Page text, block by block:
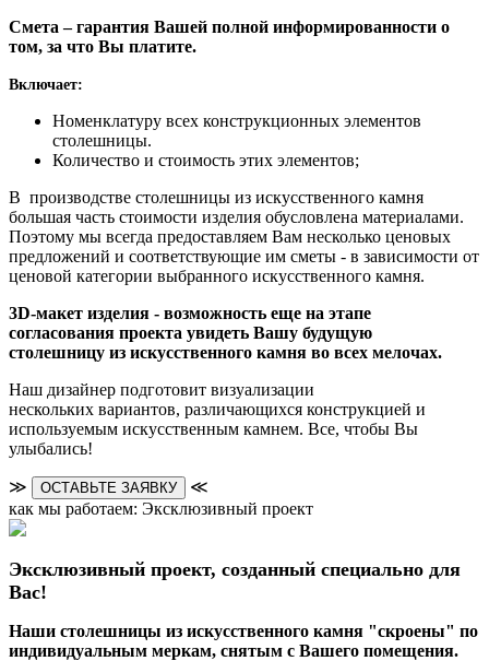
Смета – гарантия Вашей полной информированности о
том, за что Вы платите.
Включает:
Номенклатуру всех конструкционных элементов
столешницы.
Количество и стоимость этих элементов;
В производстве столешницы из искусственного камня
большая часть стоимости изделия обусловлена материалами.
Поэтому мы всегда предоставляем Вам несколько ценовых
предложений и соответствующие им сметы - в зависимости от
ценовой категории выбранного искусственного камня.
3D-макет изделия - возможность еще на этапе
согласования проекта увидеть Вашу будущую
столешницу из искусственного камня во всех мелочах.
Наш дизайнер подготовит визуализации
нескольких вариантов, различающихся конструкцией и
используемым искусственным камнем. Все, чтобы Вы
улыбались!
≫ ОСТАВЬТЕ ЗАЯВКУ
≪
как мы работаем: Эксклюзивный проект
Эксклюзивный проект, созданный специально для
Вас!
Наши столешницы из искусственного камня "скроены" по
индивидуальным меркам, снятым с Вашего помещения.